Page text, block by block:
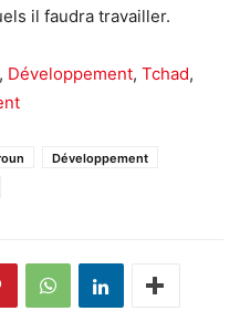
il faudra travailler.
, Développement, Tchad,
Développement